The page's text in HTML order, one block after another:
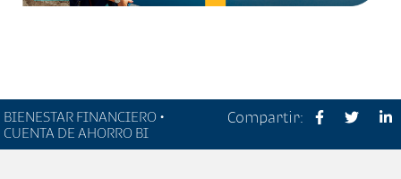
BIENESTAR FINANCIERO •
CUENTA DE AHORRO BI
Compartir: